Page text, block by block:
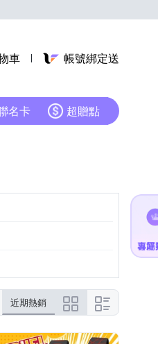
車 帳號綁定送
名卡 超贈點
近期熱銷